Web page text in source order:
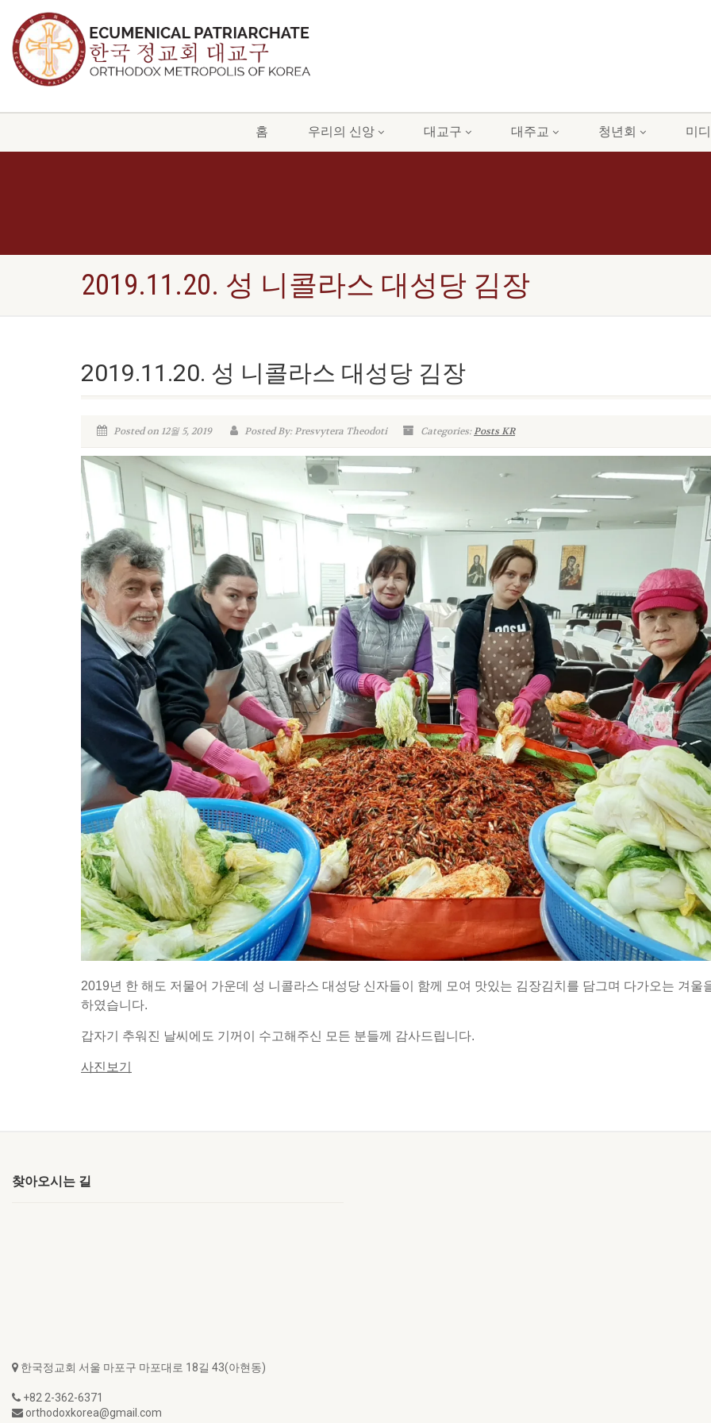
홈 우리의 신앙 대교구 대주교 청년회 미
2019.11.20. 성 니콜라스 대성당 김장
2019.11.20. 성 니콜라스 대성당 김장
Posted on 12월 5, 2019 Posted By: Presvytera Theodoti Categories:Posts KR
2019년 한 해도 저물어 가운데 성 니콜라스 대성당 신자들이 함께 모여 맛있는 김장김치를 담그며 다가오는 겨울
하였습니다.
갑자기 추워진 날씨에도 기꺼이 수고해주신 모든 분들께 감사드립니다.
사진보기
찾아오시는 길
한국정교회 서울 마포구 마포대로 18길 43(아현동)
+82 2-362-6371
orthodoxkorea@gmail.com